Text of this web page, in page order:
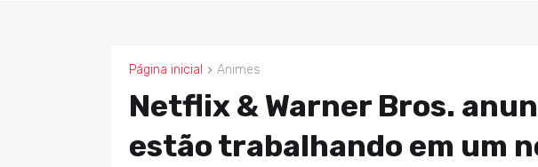
Página inicial Animes
ANIMES
Netflix & Warner Bros.
estão trabalhando em um